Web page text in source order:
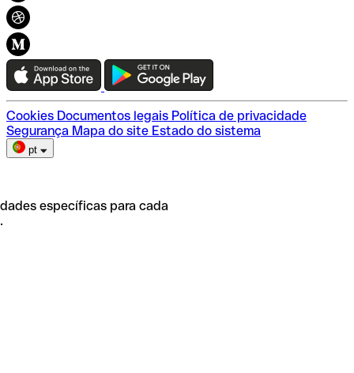
Recomendar Qonto
Mapa do sítio
Conexão Qonto
Teste a Qonto
Escolha do plano
Cookies Documentos legais Política de privacidade
Segurança Mapa do site Estado do sistema
pt
específicas para cada